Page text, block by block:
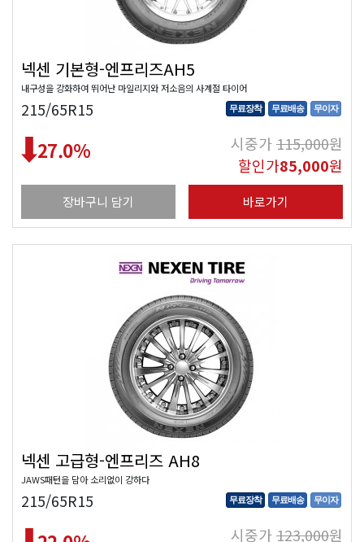
넥센 기본형-엔프리즈AH5
내구성을 강화하여 뛰어난 마일리지와 저소음의 사계절 타이어
215/65R15 무료장착 무료배송 무이자
27.0% 시중가115,000원
할인가85,000원
장바구니 담기 바로가기
넥센 고급형-엔프리즈 AH8
JAWS패턴을 담아 소리없이 강하다
215/65R15 무료장착 무료배송 무이자
시중가123,000원